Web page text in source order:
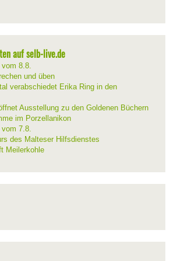
auf selb-live.de
8.8.
und üben
verabschiedet Erika Ring in den
Ausstellung zu den Goldenen Büchern
im Porzellanikon
7.8.
des Malteser Hilfsdienstes
Meilerkohle